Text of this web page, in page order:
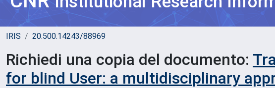
IRIS 20.500.14243/88969
Richiedi una copia del documento:
for blind User: a multidisciplinary